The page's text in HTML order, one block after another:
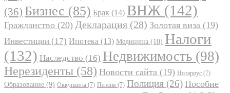
(36) Бизнес (85) Брак (14) ВНЖ (142)
Гражданство (20) Декларация (28) Золотая виза (19)
Инвестиции (17) Ипотека (13) Медицина (10) Налоги
(132) Наследство (16) Недвижимость (98)
Нерезиденты (58) Новости сайта (19) Нотариус (7)
Образование (9) Оккупанты (7) Пенсия (7) Полиция (26) Пособие